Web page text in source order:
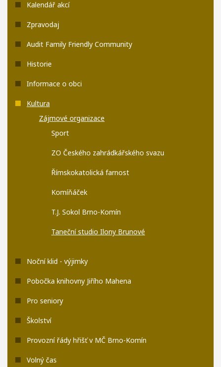
Kalendář akcí
Zpravodaj
Audit Family Friendly Community
Historie
Informace o obci
Kultura
Zájmové organizace
Sport
ZO Českého zahrádkářského svazu
Římskokatolická farnost
Komíňáček
T.J. Sokol Brno-Komín
Taneční studio Ilony Brunové
Noční klid - výjimky
Pobočka knihovny Jiřího Mahena
Pro seniory
Školství
Provozní řády hřišť v MČ Brno-Komín
Volný čas